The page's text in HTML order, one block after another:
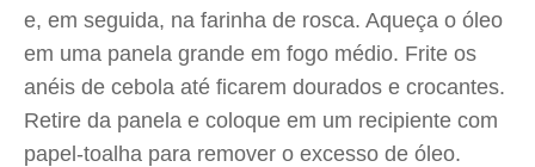
e, em seguida, na farinha de rosca. Aqueça o óleo
em uma panela grande em fogo médio. Frite os
anéis de cebola até ficarem dourados e crocantes.
Retire da panela e coloque em um recipiente com
papel-toalha para remover o excesso de óleo.